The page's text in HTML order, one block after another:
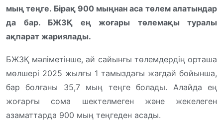
мың теңге. Бірақ 900 мыңнан аса төлем алатындар
да бар. БЖЗҚ ең жоғары төлемақы туралы
ақпарат жариялады.
БЖЗҚ мәліметінше, ай сайынғы төлемдердің орташа
мөлшері 2025 жылғы 1 тамыздағы жағдай бойынша,
бар болғаны 35,7 мың теңге болады. Алайда ең
жоғарғы сома шектелмеген және жекелеген
азаматтарда 900 мың теңгеден асады.